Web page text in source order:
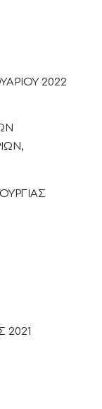
2022
2021